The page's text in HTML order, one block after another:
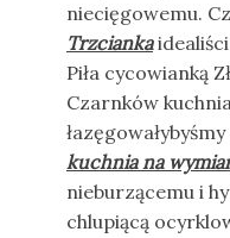
niecięgowemu.
Trzciankaidealiści
Piła cycowianką
Czarnków
kuchnia na
nieburzącemu i
chlupiącą